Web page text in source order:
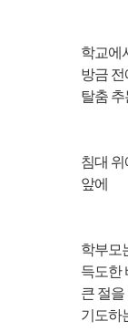
학교에서 떨
방금 전에 향
탈춤 추는 담
침대 위에 정
앞에
학부모는 한
득도한 바
큰 절을 올
기도하는 목